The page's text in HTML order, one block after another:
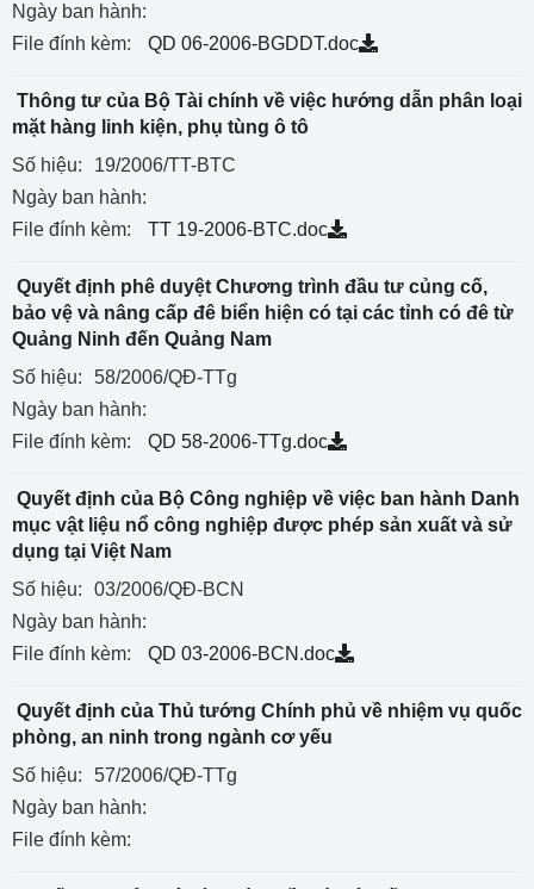
Ngày ban hành:
File đính kèm:
QD 06-2006-BGDDT.doc
Thông tư của Bộ Tài chính về việc hướng dẫn phân loại
mặt hàng linh kiện, phụ tùng ô tô
Số hiệu:
19/2006/TT-BTC
Ngày ban hành:
File đính kèm:
TT 19-2006-BTC.doc
Quyết định phê duyệt Chương trình đầu tư củng cố,
bảo vệ và nâng cấp đê biển hiện có tại các tỉnh có đê từ
Quảng Ninh đến Quảng Nam
Số hiệu:
58/2006/QĐ-TTg
Ngày ban hành:
File đính kèm:
QD 58-2006-TTg.doc
Quyết định của Bộ Công nghiệp về việc ban hành Danh
mục vật liệu nổ công nghiệp được phép sản xuất và sử
dụng tại Việt Nam
Số hiệu:
03/2006/QĐ-BCN
Ngày ban hành:
File đính kèm:
QD 03-2006-BCN.doc
Quyết định của Thủ tướng Chính phủ về nhiệm vụ quốc
phòng, an ninh trong ngành cơ yếu
Số hiệu:
57/2006/QĐ-TTg
Ngày ban hành:
File đính kèm: